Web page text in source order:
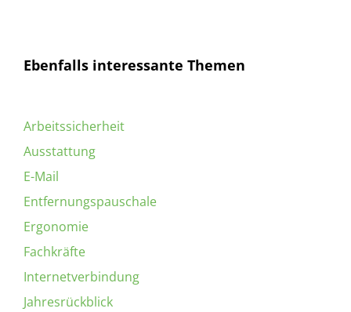
Ebenfalls interessante Themen
Arbeitssicherheit
Ausstattung
E-Mail
Entfernungspauschale
Ergonomie
Fachkräfte
Internetverbindung
Jahresrückblick